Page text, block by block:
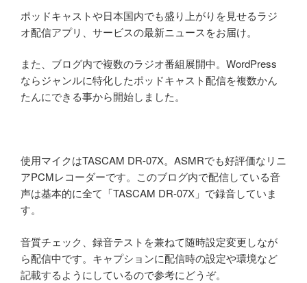
ポッドキャストや日本国内でも盛り上がりを見せるラジ
オ配信アプリ、サービスの最新ニュースをお届け。
また、ブログ内で複数のラジオ番組展開中。WordPress
ならジャンルに特化したポッドキャスト配信を複数かん
たんにできる事から開始しました。
使用マイクはTASCAM DR-07X。ASMRでも好評価なリニ
アPCMレコーダーです。このブログ内で配信している音
声は基本的に全て「TASCAM DR-07X」で録音していま
す。
音質チェック、録音テストを兼ねて随時設定変更しなが
ら配信中です。キャプションに配信時の設定や環境など
記載するようにしているので参考にどうぞ。